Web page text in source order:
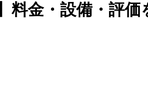
料金・設備・評価